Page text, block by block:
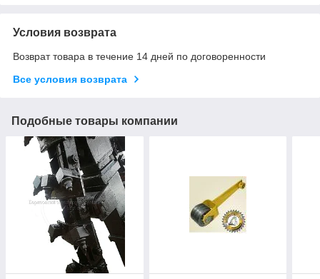
Условия возврата
Возврат товара в течение 14 дней по договоренности
Все условия возврата
Подобные товары компании